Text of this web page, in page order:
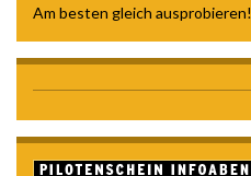
Am besten gleich ausprobieren!